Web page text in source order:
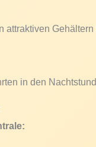
attraktiven
in den